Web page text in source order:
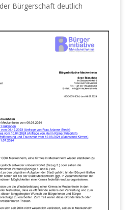
Bürgerschaft deutlich